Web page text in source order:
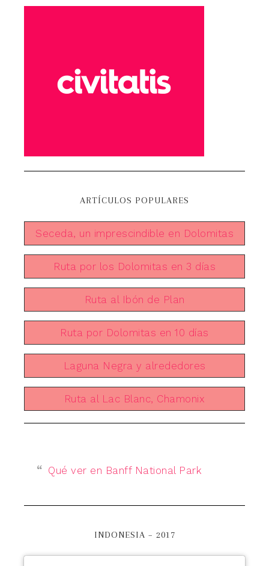
ARTÍCULOS POPULARES
Seceda, un imprescindible en Dolomitas
Ruta por los Dolomitas en 3 días
Ruta al Ibón de Plan
Ruta por Dolomitas en 10 días
Laguna Negra y alrededores
Ruta al Lac Blanc, Chamonix
Qué ver en Banff National Park
INDONESIA – 2017